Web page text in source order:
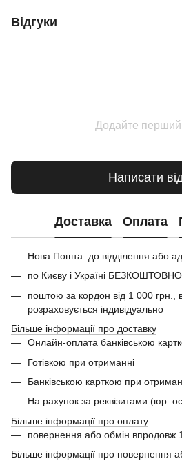
Відгуки
Додайте перший
Написати
Доставка Оплата
Нова Пошта: до відділення або
по Києву і Україні БЕЗКОШТОВНО
поштою за кордон від 1 000 грн.,
розраховується індивідуально
Більше інформації про доставку
Онлайн-оплата банківською
Готівкою при отриманні
Банківською карткою при
На рахунок за реквізитами (юр.
Більше інформації про оплату
повернення або обмін впродовж
Більше інформації про повернення